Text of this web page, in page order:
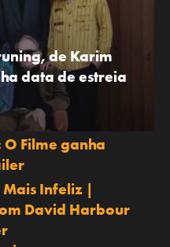
de Karim
data de estreia
Filme ganha
Infeliz |
David Harbour